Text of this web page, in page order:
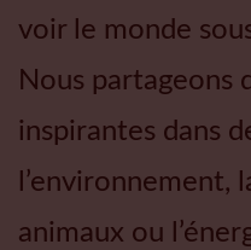
voir le monde
Nous partageons
inspirantes dans
l’environnement,
animaux ou